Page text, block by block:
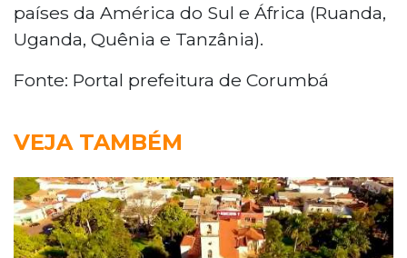
países da América do Sul e África (Ruanda,
Uganda, Quênia e Tanzânia).
Fonte: Portal prefeitura de Corumbá
VEJA TAMBÉM